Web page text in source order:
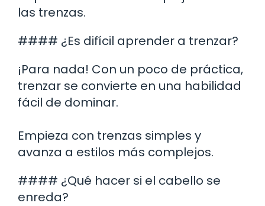
las trenzas.
#### ¿Es difícil aprender a trenzar?
¡Para nada! Con un poco de práctica,
trenzar se convierte en una habilidad
fácil de dominar.
Empieza con trenzas simples y
avanza a estilos más complejos.
#### ¿Qué hacer si el cabello se
enreda?